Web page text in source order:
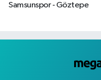
Samsunspor - Göztepe